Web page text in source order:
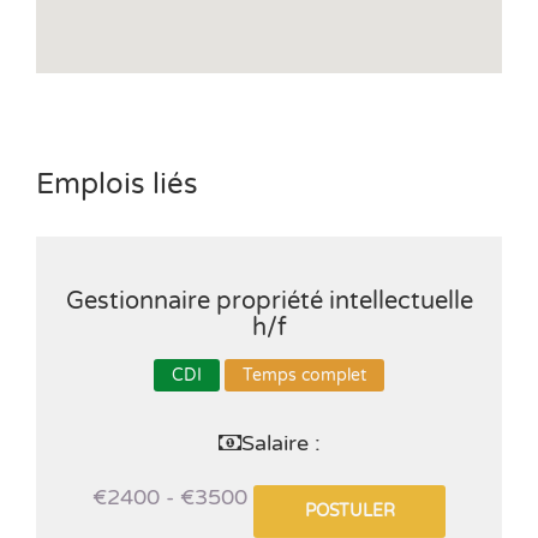
Emplois liés
Gestionnaire propriété intellectuelle
h/f
CDI Temps complet
Salaire :
€2400 - €3500
POSTULER